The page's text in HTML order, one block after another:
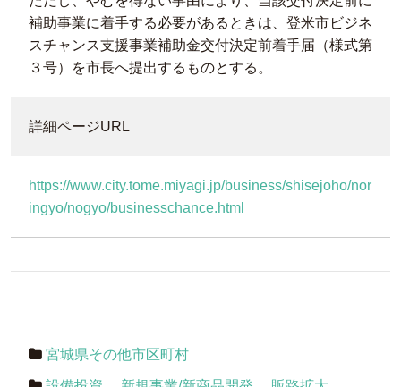
補助事業に着手する必要があるときは、登米市ビジネ
スチャンス支援事業補助金交付決定前着手届（様式第
３号）を市長へ提出するものとする。
詳細ページURL
https://www.city.tome.miyagi.jp/business/shisejoho/nor
ingyo/nogyo/businesschance.html
宮城県その他市区町村